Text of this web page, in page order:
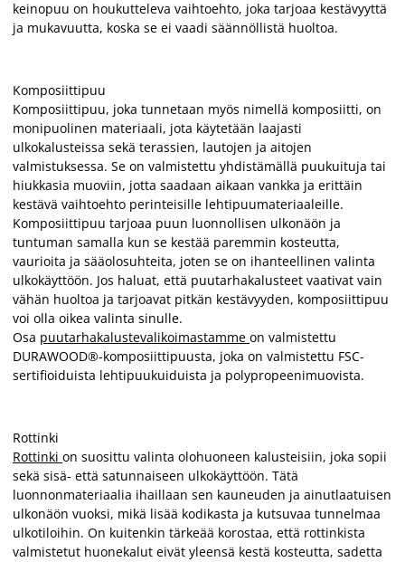
keinopuu on houkutteleva vaihtoehto, joka tarjoaa kestävyyttä
ja mukavuutta, koska se ei vaadi säännöllistä huoltoa.
Komposiittipuu
Komposiittipuu, joka tunnetaan myös nimellä komposiitti, on
monipuolinen materiaali, jota käytetään laajasti
ulkokalusteissa sekä terassien, lautojen ja aitojen
valmistuksessa. Se on valmistettu yhdistämällä puukuituja tai
hiukkasia muoviin, jotta saadaan aikaan vankka ja erittäin
kestävä vaihtoehto perinteisille lehtipuumateriaaleille.
Komposiittipuu tarjoaa puun luonnollisen ulkonäön ja
tuntuman samalla kun se kestää paremmin kosteutta,
vaurioita ja sääolosuhteita, joten se on ihanteellinen valinta
ulkokäyttöön. Jos haluat, että puutarhakalusteet vaativat vain
vähän huoltoa ja tarjoavat pitkän kestävyyden, komposiittipuu
voi olla oikea valinta sinulle.
Osa puutarhakalustevalikoimastamme on valmistettu
DURAWOOD®-komposiittipuusta, joka on valmistettu FSC-
sertifioiduista lehtipuukuiduista ja polypropeenimuovista.
Rottinki
Rottinki on suosittu valinta olohuoneen kalusteisiin, joka sopii
sekä sisä- että satunnaiseen ulkokäyttöön. Tätä
luonnonmateriaalia ihaillaan sen kauneuden ja ainutlaatuisen
ulkonäön vuoksi, mikä lisää kodikasta ja kutsuvaa tunnelmaa
ulkotiloihin. On kuitenkin tärkeää korostaa, että rottinkista
valmistetut huonekalut eivät yleensä kestä kosteutta, sadetta